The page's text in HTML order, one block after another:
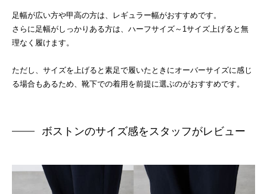
足幅が広い方や甲高の方は、レギュラー幅がおすすめです。
さらに足幅がしっかりある方は、ハーフサイズ～1サイズ上げると無
理なく履けます。
ただし、サイズを上げると素足で履いたときにオーバーサイズに感じ
る場合もあるため、靴下での着用を前提に選ぶのがおすすめです。
ボストンのサイズ感をスタッフがレビュー